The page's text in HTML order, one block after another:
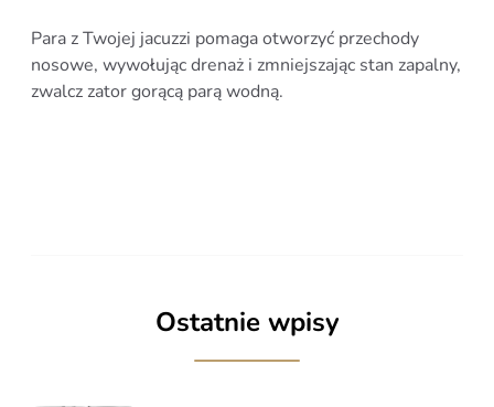
Para z Twojej jacuzzi pomaga otworzyć przechody
nosowe, wywołując drenaż i zmniejszając stan zapalny,
zwalcz zator gorącą parą wodną.
Ostatnie wpisy